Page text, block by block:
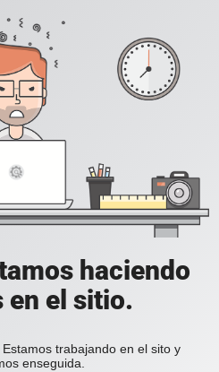
haciendo
en el sitio.
trabajando en el sito y
enseguida.